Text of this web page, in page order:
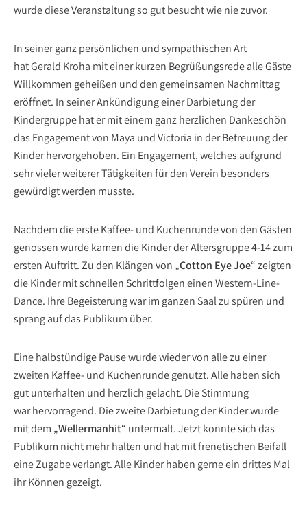
wurde diese Veranstaltung so gut besucht wie nie zuvor.
In seiner ganz persönlichen und sympathischen Art
hat Gerald Kroha mit einer kurzen Begrüßungsrede alle Gäste
Willkommen geheißen und den gemeinsamen Nachmittag
eröffnet. In seiner Ankündigung einer Darbietung der
Kindergruppe hat er mit einem ganz herzlichen Dankeschön
das Engagement von Maya und Victoria in der Betreuung der
Kinder hervorgehoben. Ein Engagement, welches aufgrund
sehr vieler weiterer Tätigkeiten für den Verein besonders
gewürdigt werden musste.
Nachdem die erste Kaffee- und Kuchenrunde von den Gästen
genossen wurde kamen die Kinder der Altersgruppe 4-14 zum
ersten Auftritt. Zu den Klängen von „Cotton Eye Joe“ zeigten
die Kinder mit schnellen Schrittfolgen einen Western-Line-
Dance. Ihre Begeisterung war im ganzen Saal zu spüren und
sprang auf das Publikum über.
Eine halbstündige Pause wurde wieder von alle zu einer
zweiten Kaffee- und Kuchenrunde genutzt. Alle haben sich
gut unterhalten und herzlich gelacht. Die Stimmung
war hervorragend. Die zweite Darbietung der Kinder wurde
mit dem „Wellermanhit“ untermalt. Jetzt konnte sich das
Publikum nicht mehr halten und hat mit frenetischen Beifall
eine Zugabe verlangt. Alle Kinder haben gerne ein drittes Mal
ihr Können gezeigt.